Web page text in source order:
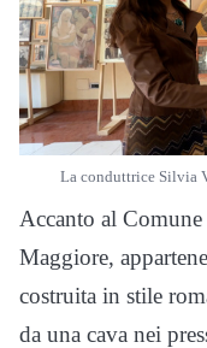
La conduttrice Silvia
Accanto al
Maggiore,
costruita in stile
da una cava nei